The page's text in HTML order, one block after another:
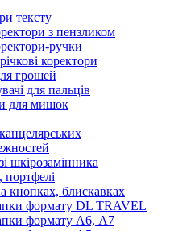
тексту
з пензликом
ручки
коректори
грошей
для пальців
для мишок
шкірозамінника
кнопках, блискавках
формату DL TRAVEL
формату А6, А7